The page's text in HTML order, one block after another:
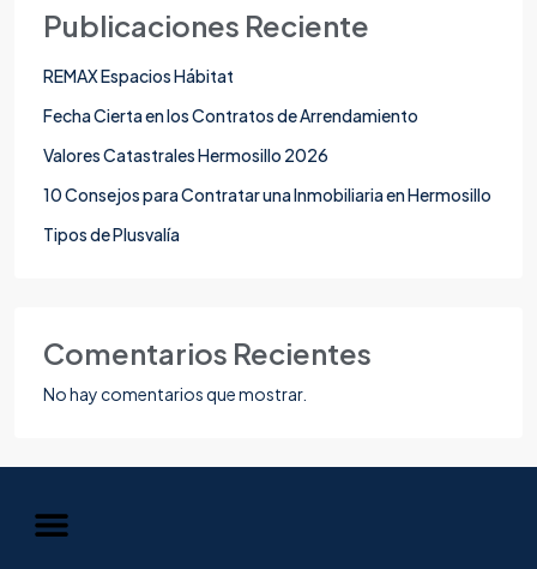
Publicaciones Reciente
REMAX Espacios Hábitat
Fecha Cierta en los Contratos de Arrendamiento
Valores Catastrales Hermosillo 2026
10 Consejos para Contratar una Inmobiliaria en Hermosillo
Tipos de Plusvalía
Comentarios Recientes
No hay comentarios que mostrar.